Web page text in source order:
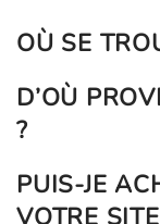
OÙ SE
D’OÙ
?
PUIS-JE
VOTRE